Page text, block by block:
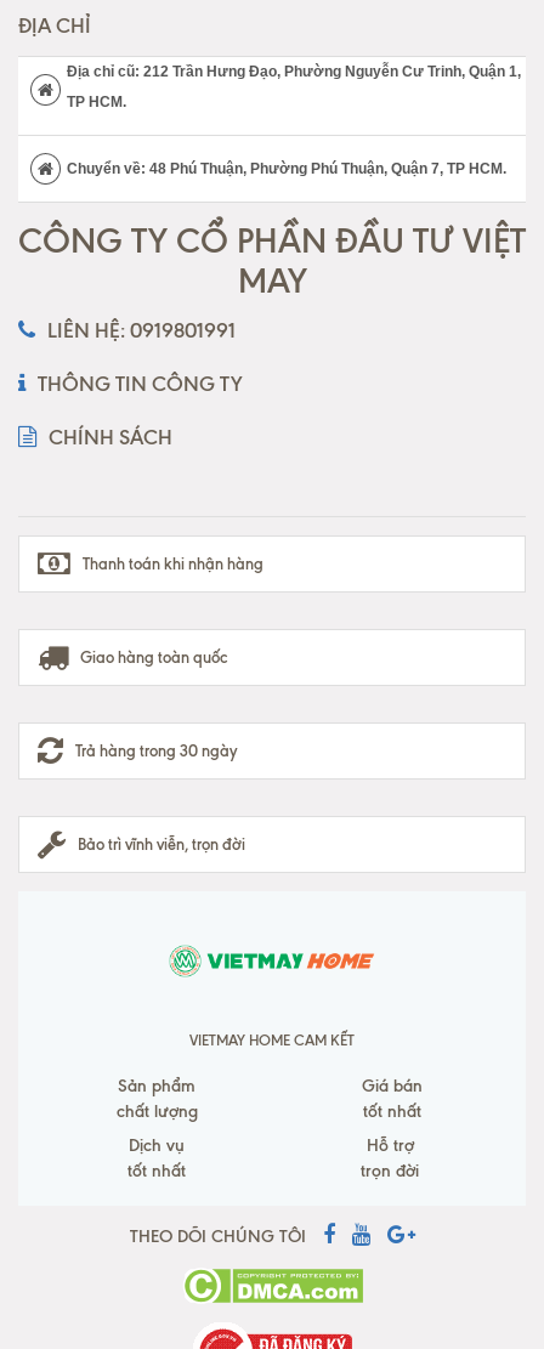
ĐỊA CHỈ
Địa chỉ cũ: 212 Trần Hưng Đạo, Phường Nguyễn Cư Trinh, Quận 1,
TP HCM.
Chuyển về: 48 Phú Thuận, Phường Phú Thuận, Quận 7, TP HCM.
CÔNG TY CỔ PHẦN ĐẦU TƯ VIỆT
MAY
LIÊN HỆ: 0919801991
THÔNG TIN CÔNG TY
CHÍNH SÁCH
Thanh toán khi nhận hàng
Giao hàng toàn quốc
Trả hàng trong 30 ngày
Bảo trì vĩnh viễn, trọn đời
VIETMAY HOME CAM KẾT
Sản phẩm
chất lượng
Giá bán
tốt nhất
Dịch vụ
tốt nhất
Hỗ trợ
trọn đời
THEO DÕI CHÚNG TÔI